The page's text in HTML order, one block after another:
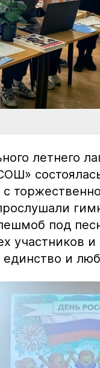
летнего
под
участников
единство и